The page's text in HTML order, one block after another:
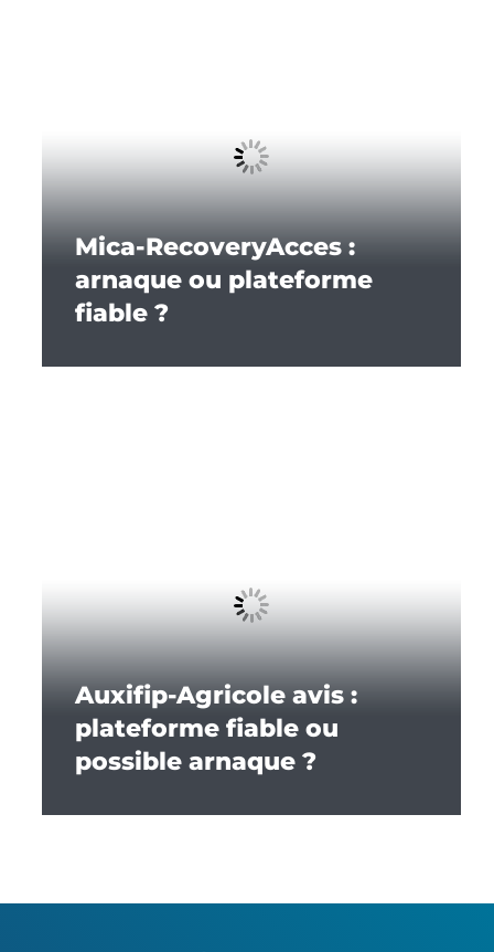
Mica-RecoveryAcces :
arnaque ou plateforme
fiable ?
Auxifip-Agricole avis :
plateforme fiable ou
possible arnaque ?